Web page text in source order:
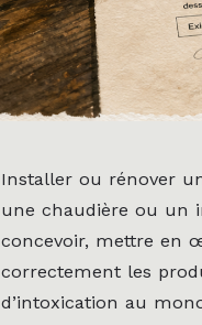
Installer ou rénover
une chaudière ou un
concevoir, mettre en
correctement les
d’intoxication au